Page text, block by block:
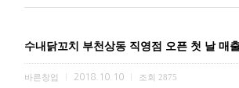
수내닭꼬치 부천상동 직영점 오픈 첫 날 매
바른창업 2018.10.10 조회 2875